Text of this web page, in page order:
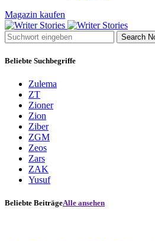
Magazin kaufen
Search
Beliebte Suchbegriffe
Zulema
ZT
Zioner
Zion
Ziber
ZGM
Zeos
Zars
ZAK
Yusuf
Beliebte BeiträgeAlle ansehen